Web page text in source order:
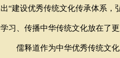
出“建设优秀传统文化传承体系，
学习、传播中华传统文化放在了
儒释道作为中华优秀传统文化